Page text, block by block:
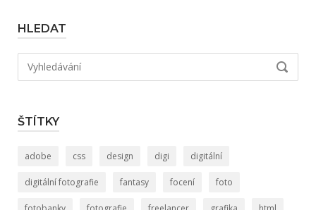
HLEDAT
Hledat:
ŠTÍTKY
adobe css design digi digitální
digitální fotografie fantasy focení foto